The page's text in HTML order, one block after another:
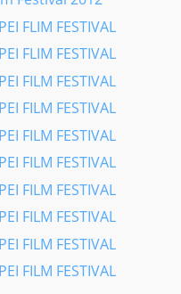
FLIM FESTIVAL
FLIM FESTIVAL
FILM FESTIVAL
FILM FESTIVAL
FILM FESTIVAL
FILM FESTIVAL
FILM FESTIVAL
FILM FESTIVAL
FILM FESTIVAL
FILM FESTIVAL